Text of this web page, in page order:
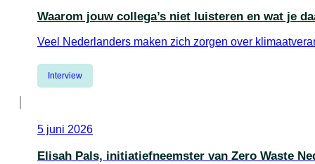
Waarom jouw collega’s niet luisteren en wat je
Veel Nederlanders maken zich zorgen over
Meer info
Interview
5 juni 2026
Elisah Pals, initiatiefneemster van Zero Waste